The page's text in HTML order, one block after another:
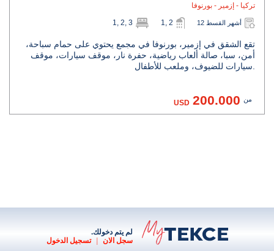
تركيا - إزمير - بورنوفا
1, 2, 3 1, 2 12 أشهر القسط
تقع الشقق في إزمير، بورنوفا في مجمع يحتوي على حمام سباحة،
أمن، سبا، صالة ألعاب رياضية، حفرة نار، موقف سيارات، موقف
من 200.000
USD
لم يتم دخولك.
سجل الان
| تسجيل الدخول